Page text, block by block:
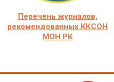
Перечень журналов,
рекомендованных ККСОН
МОН РК